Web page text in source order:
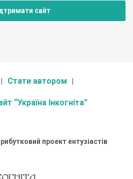
сайт
Стати автором
“Україна Інкогніта”
проект ентузіастів